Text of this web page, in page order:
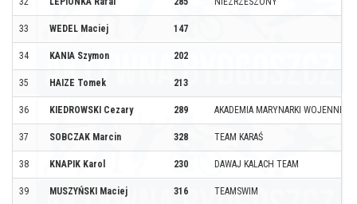
33 WEDEL Maciej 147
34 KANIA Szymon 202
35 HAIZE Tomek 213
36 KIEDROWSKI Cezary 289 AKADEMIA MARYNARKI WOJENNEJ
37 SOBCZAK Marcin 328 TEAM KARAŚ
38 KNAPIK Karol 230 DAWAJ KALACH TEAM
39 MUSZYŃSKI Maciej 316 TEAMSWIM